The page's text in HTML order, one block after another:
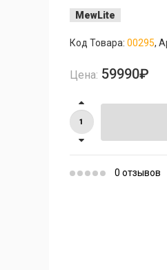
MewLite
Код Товара: 00295,
Цена: 59990₽
0 отзывов